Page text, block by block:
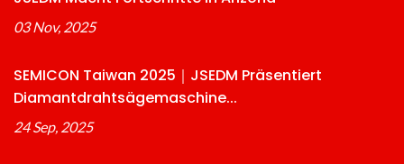
03 Nov, 2025
SEMICON Taiwan 2025｜JSEDM Präsentiert
Diamantdrahtsägemaschine...
24 Sep, 2025